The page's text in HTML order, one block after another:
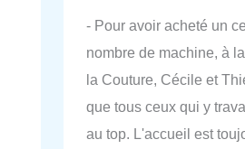
- Pour avoir acheté un
nombre de machine, à
la Couture, Cécile et
que tous ceux qui y
au top. L'accueil est